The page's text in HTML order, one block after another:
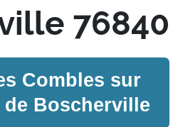
76840
Combles sur
de Boscherville